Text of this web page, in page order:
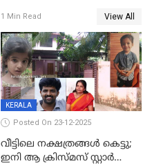
നടപടി;സ്ഥാപനങ്ങൾക്കെതിരെ
രണ്ട് കേസുകൾ
1 Min Read View All
KERALA
Posted On 23-12-2025
വീട്ടിലെ നക്ഷത്രങ്ങൾ കെട്ടു;
ഇനി ആ ക്രിസ്മസ് സ്റ്റാർ